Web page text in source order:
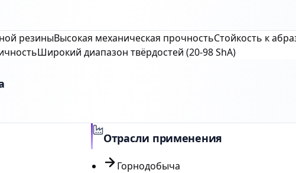
резиныВысокая механическая прочностьСтойкость к
Широкий диапазон твёрдостей (20-98 ShA)
Отрасли применения
Горнодобыча